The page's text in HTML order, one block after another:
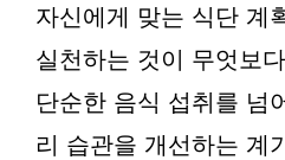
자신에게 맞는 식단 계
실천하는 것이 무엇보
단순한 음식 섭취를 넘
리 습관을 개선하는 계